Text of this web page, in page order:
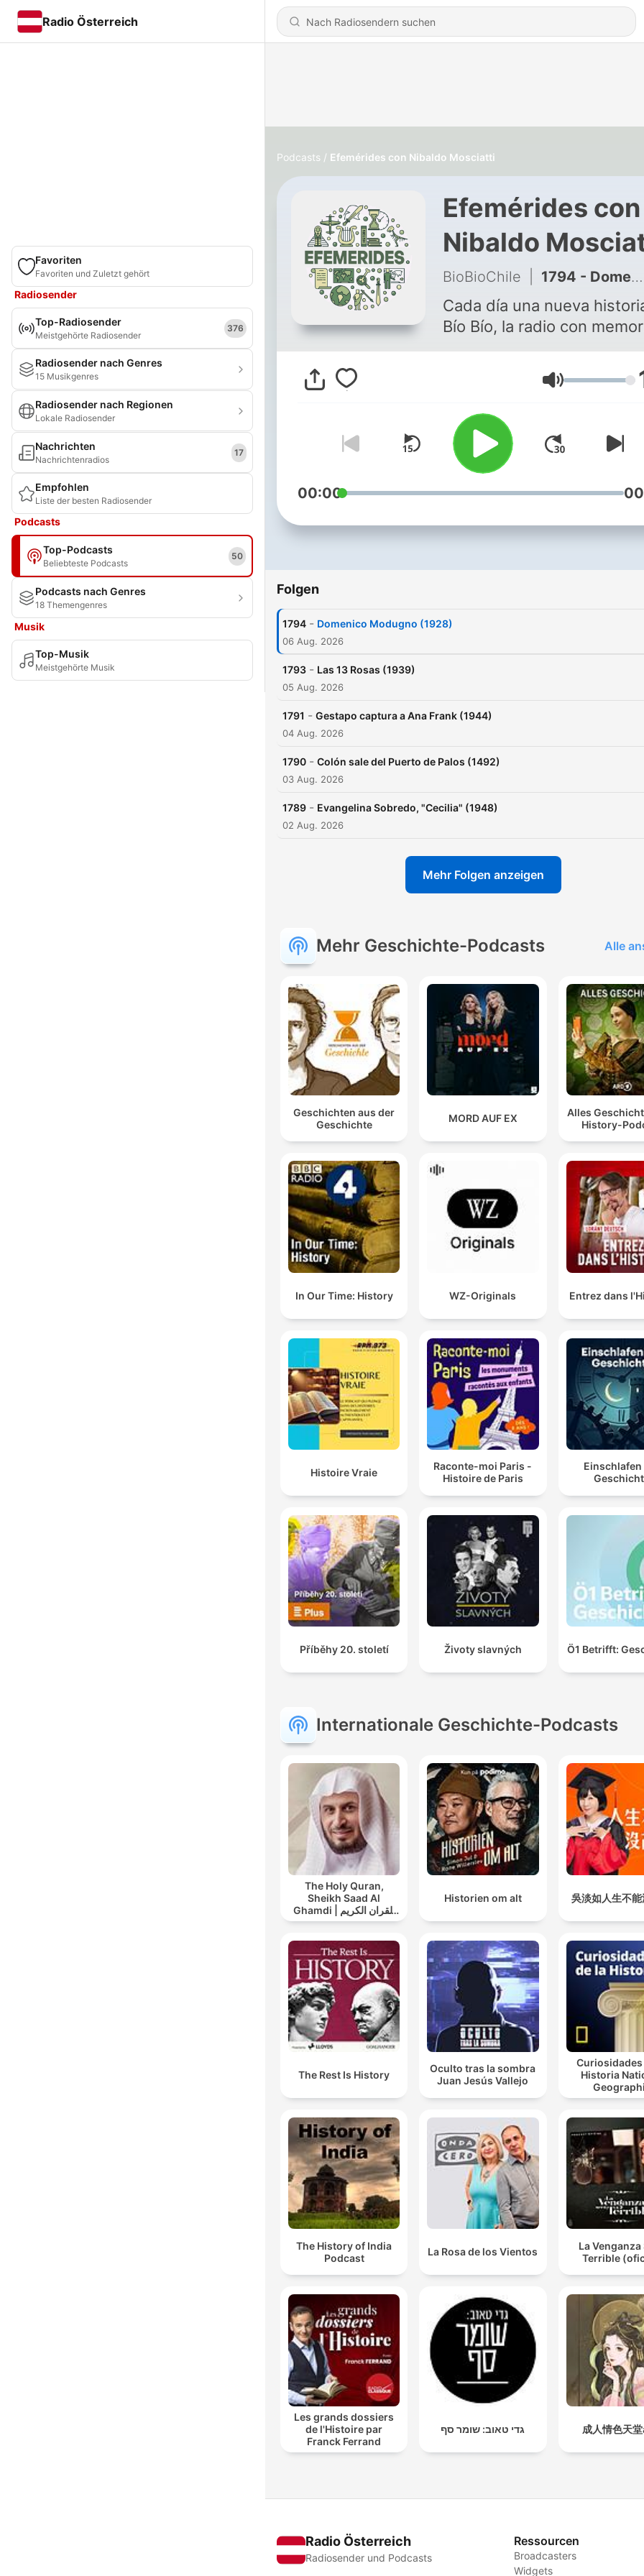
Radio Österreich
Favoriten
Favoriten und Zuletzt gehört
Radiosender
Top-Radiosender
Meistgehörte Radiosender
376
Radiosender nach Genres
15 Musikgenres
Radiosender nach Regionen
Lokale Radiosender
Nachrichten
Nachrichtenradios
17
Empfohlen
Liste der besten Radiosender
Podcasts
Top-Podcasts
Beliebteste Podcasts
50
Podcasts nach Genres
18 Themengenres
Musik
Top-Musik
Meistgehörte Musik
Podcasts Efemérides con Nibaldo Mosciatti
Efemérides con
Nibaldo
BioBioChile 1794 - Domenico Modugno (1928)
Cada día una nueva
Bío Bío, la radio con
Lautstärke
00:00
Folgen
1794 - Domenico Modugno (1928)
06 Aug. 2026
1793 - Las 13 Rosas (1939)
05 Aug. 2026
1791 - Gestapo captura a Ana Frank (1944)
04 Aug. 2026
1790 - Colón sale del Puerto de Palos (1492)
03 Aug. 2026
1789 - Evangelina Sobredo, "Cecilia" (1948)
02 Aug. 2026
Mehr Folgen anzeigen
Mehr Geschichte-Podcasts Alle
Geschichten aus der
Geschichte
MORD AUF EX
Alles
History-
In Our Time: History WZ-Originals Entrez dans
Histoire Vraie
Raconte-moi Paris -
Histoire de Paris
Příběhy 20. století Životy slavných Ö1 Betrifft:
Internationale Geschichte-Podcasts
The Holy Quran,
Sheikh Saad Al
Ghamdi | القران الكريم
سعد الغامدي
Historien om alt 吳淡如人生不
The Rest Is History
Oculto tras la sombra
Juan Jesús Vallejo
Curiosidades
Historia
The History of India
Podcast
La Rosa de los Vientos
La Venganza
Terrible
Les grands dossiers
de l'Histoire par
Franck Ferrand
גדי טאוב: שומר סף 成人情色天
Radio Österreich
Radiosender und Podcasts
Ressourcen
Broadcasters
Widgets